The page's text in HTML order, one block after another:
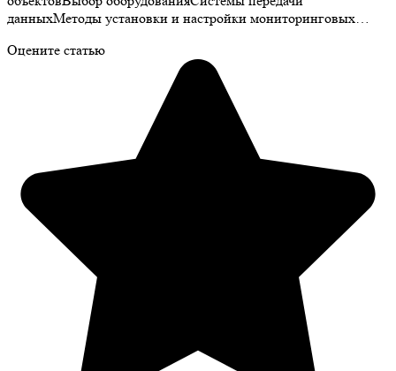
данныхМетоды установки и настройки мониторинговых…
Оцените статью